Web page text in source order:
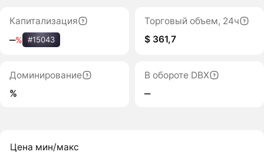
Капитализация
‒% #15043
Торговый объем, 24ч
$ 361,7
Доминирование
%
В обороте DBX
‒
Цена мин/макс